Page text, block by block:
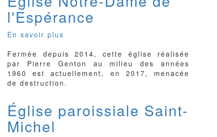
l'Espérance
En savoir plus
Notre-
Dame
de
l'Espérance
Fermée depuis 2014, cette église réalisée
par Pierre Genton au milieu des années
1960 est actuellement, en 2017, menacée
de destruction.
Église paroissiale Saint-
Michel